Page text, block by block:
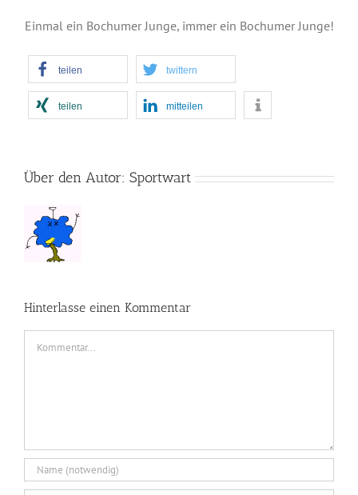
Einmal ein Bochumer Junge, immer ein Bochumer Junge!
teilen twittern
teilen mitteilen
Über den Autor: Sportwart
Hinterlasse einen Kommentar